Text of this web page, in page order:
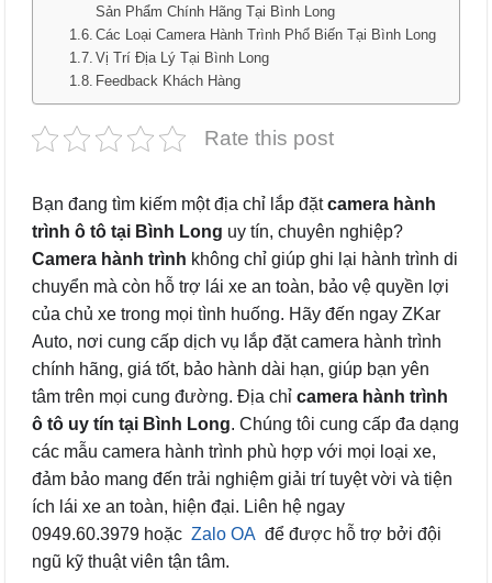
Sản Phẩm Chính Hãng Tại Bình Long
Các Loại Camera Hành Trình Phổ Biến Tại Bình Long
Vị Trí Địa Lý Tại Bình Long
Feedback Khách Hàng
Rate this post
Bạn đang tìm kiếm một địa chỉ lắp đặtcamera hành
trình ô tô tại Bình Long uy tín, chuyên nghiệp?
Camera hành trình không chỉ giúp ghi lại hành trình di
chuyển mà còn hỗ trợ lái xe an toàn, bảo vệ quyền lợi
của chủ xe trong mọi tình huống. Hãy đến ngay ZKar
Auto, nơi cung cấp dịch vụ lắp đặt camera hành trình
chính hãng, giá tốt, bảo hành dài hạn, giúp bạn yên
tâm trên mọi cung đường. Địa chỉ camera hành trình
ô tô uy tín tại Bình Long. Chúng tôi cung cấp đa dạng
các mẫu camera hành trình phù hợp với mọi loại xe,
đảm bảo mang đến trải nghiệm giải trí tuyệt vời và tiện
ích lái xe an toàn, hiện đại. Liên hệ ngay
0949.60.3979 hoặc Zalo OA để được hỗ trợ bởi đội
ngũ kỹ thuật viên tận tâm.